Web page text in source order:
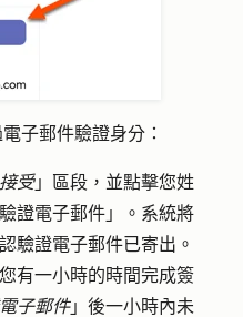
電子郵件驗證身分：
接受」區段，並點擊您姓
驗證電子郵件」
。系統將
驗證電子郵件已寄出。
有一小時的時間完成簽
電子郵件」後一小時內未